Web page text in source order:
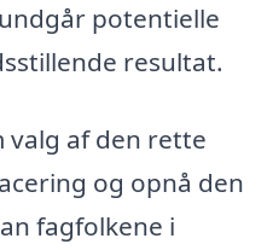
potentielle
resultat.
valg af den rette
og opnå den
fagfolkene i